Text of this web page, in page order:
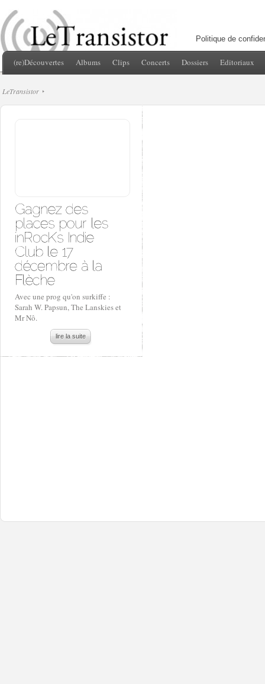
Politique de
(re)Découvertes Albums Clips Concerts Dossiers Editoriaux
LeTransistor
Avec une prog qu'on surkiffe :
Sarah W. Papsun, The Lanskies et
Mr Nô.
lire la suite